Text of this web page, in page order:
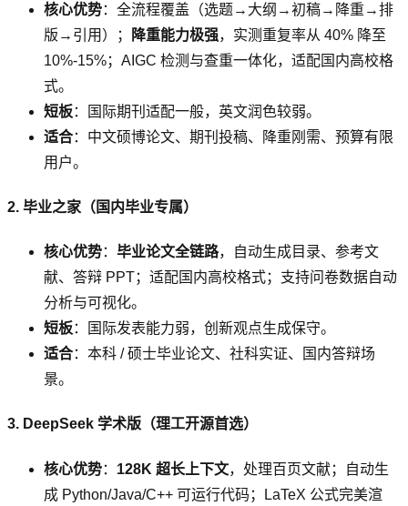
核心优势：全流程覆盖（选题→大纲→初稿→降重→排
版→引用）；
降重能力极强，实测重复率从 40% 降至
10%-15%；AIGC 检测与查重一体化，适配国内高校格
式。
短板：国际期刊适配一般，英文润色较弱。
适合：中文硕博论文、期刊投稿、降重刚需、预算有限
用户。
2. 毕业之家（国内毕业专属）
核心优势： 毕业论文全链路，自动生成目录、参考文
献、答辩 PPT；适配国内高校格式；支持问卷数据自动
分析与可视化。
短板：国际发表能力弱，创新观点生成保守。
适合：本科 / 硕士毕业论文、社科实证、国内答辩场
景。
3. DeepSeek 学术版（理工开源首选）
核心优势： 128K 超长上下文，处理百页文献；自动生
成 Python/Java/C++ 可运行代码；LaTeX 公式完美渲